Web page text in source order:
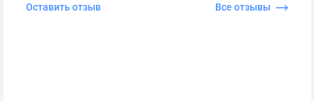
Оставить отзыв Все отзывы